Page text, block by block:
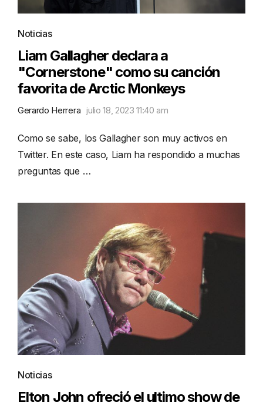
Noticias
Liam Gallagher declara a
"Cornerstone" como su canción
favorita de Arctic Monkeys
Gerardo Herrera julio 18, 2023 11:40 am
Como se sabe, los Gallagher son muy activos en
Twitter. En este caso, Liam ha respondido a muchas
preguntas que …
Noticias
Elton John ofreció el ultimo show de